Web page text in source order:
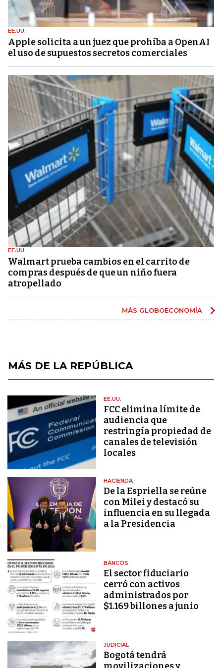
EE.UU.
Apple solicita a un juez que prohíba a OpenAI
el uso de supuestos secretos comerciales
EE.UU.
Walmart prueba cambios en el carrito de
compras después de que un niño fuera
atropellado
MÁS GLOBOECONOMÍA
MÁS DE LA REPÚBLICA
EE.UU.
FCC elimina límite de
audiencia que
restringía propiedad de
canales de televisión
locales
HACIENDA
De la Espriella se reúne
con Milei y destacó su
influencia en su llegada
a la Presidencia
BANCOS
El sector fiduciario
cerró con activos
administrados por
$1.169 billones a junio
JUDICIAL
Bogotá tendrá